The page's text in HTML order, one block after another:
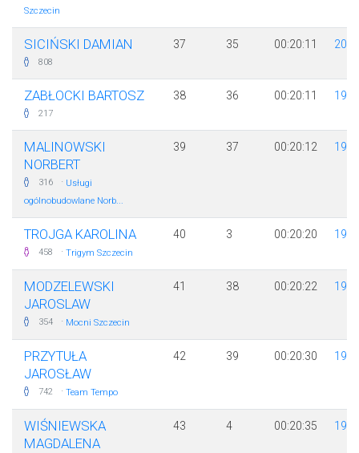
Szczecin
SICIŃSKI DAMIAN
808
37 35 00:20:11 2001
ZABŁOCKI BARTOSZ
217
38 36 00:20:11 1988
MALINOWSKI
NORBERT
316 · Usługi
ogólnobudowlane Norb...
39 37 00:20:12 1983
TROJGA KAROLINA
458 · Trigym Szczecin
40 3 00:20:20 1983
MODZELEWSKI
JAROSLAW
354 · Mocni Szczecin
41 38 00:20:22 1983
PRZYTUŁA
JAROSŁAW
742 · Team Tempo
42 39 00:20:30 1985
WIŚNIEWSKA
MAGDALENA
43 4 00:20:35 1983